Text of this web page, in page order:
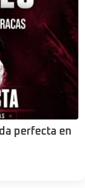
perfecta en